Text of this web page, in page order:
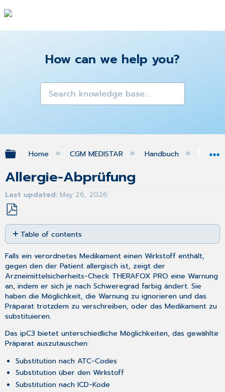
How can we help you?
Expand/collapse global hierarchy
Home CGM MEDISTAR Handbuch
Allergie-Abprüfung
Last updated May 26, 2026
Save
as
PDF
Table of contents
No
headers
Falls ein verordnetes Medikament einen Wirkstoff enthält,
gegen den der Patient allergisch ist, zeigt der
Arzneimittelsicherheits-Check THERAFOX PRO eine Warnung
an, indem er sich je nach Schweregrad farbig ändert. Sie
haben die Möglichkeit, die Warnung zu ignorieren und das
Präparat trotzdem zu verschreiben, oder das Medikament zu
substituieren.
Das ipC3 bietet unterschiedliche Möglichkeiten, das gewählte
Präparat auszutauschen:
Substitution nach ATC-Codes
Substitution über den Wirkstoff
Substitution nach ICD-Kode